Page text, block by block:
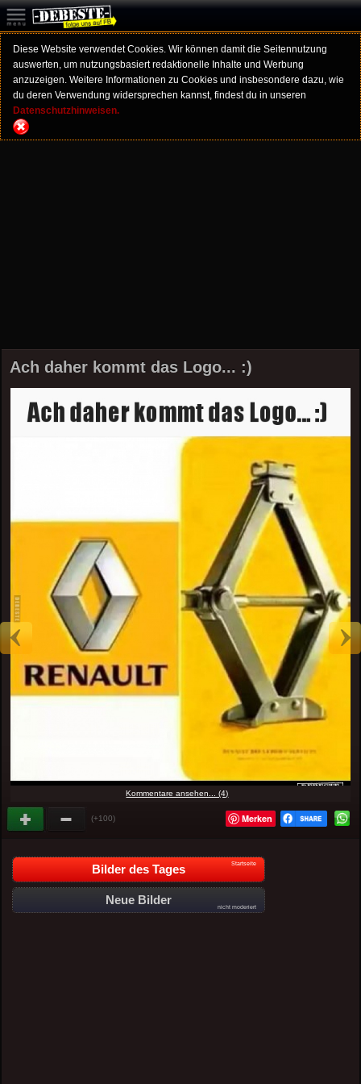
Diese Website verwendet Cookies. Wir können damit die Seitennutzung
auswerten, um nutzungsbasiert redaktionelle Inhalte und Werbung
anzuzeigen. Weitere Informationen zu Cookies und insbesondere dazu, wie
du deren Verwendung widersprechen kannst, findest du in unseren
Datenschutzhinweisen.
Ach daher kommt das Logo... :)
Kommentare ansehen... (4)
(+100) Merken
Bilder des Tages Startseite
Neue Bilder
nicht moderiert